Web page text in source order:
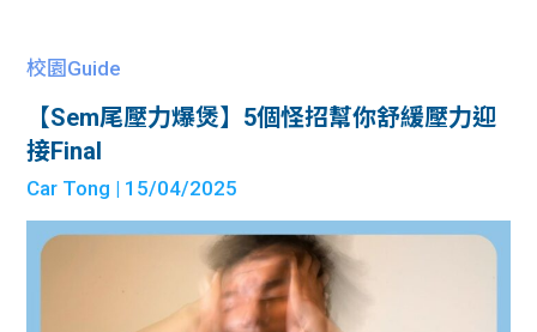
服務
貸款
貸款
資訊
Blog
常見
校園Guide
【Sem尾壓力爆煲】5個怪招幫你舒緩壓力迎
接Final
Car Tong | 15/04/2025